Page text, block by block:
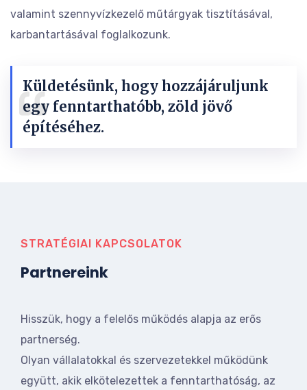
valamint szennyvízkezelő műtárgyak tisztításával,
karbantartásával foglalkozunk.
Küldetésünk, hogy hozzájáruljunk
egy fenntarthatóbb, zöld jövő
építéséhez.
STRATÉGIAI KAPCSOLATOK
Partnereink
Hisszük, hogy a felelős működés alapja az erős
partnerség.
Olyan vállalatokkal és szervezetekkel működünk
együtt, akik elkötelezettek a fenntarthatóság, az